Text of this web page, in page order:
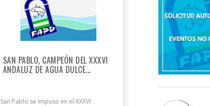
SAN PABLO, CAMPEÓN DEL XXXVI
ANDALUZ DE AGUA DULCE...
San Pablo se impuso en el XXXVI